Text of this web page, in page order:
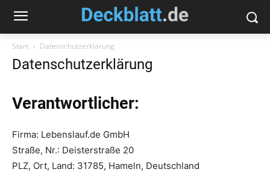
Start Datenschutzerklärung
Datenschutzerklärung
Verantwortlicher:
Firma: Lebenslauf.de GmbH
Straße, Nr.: Deisterstraße 20
PLZ, Ort, Land: 31785, Hameln, Deutschland